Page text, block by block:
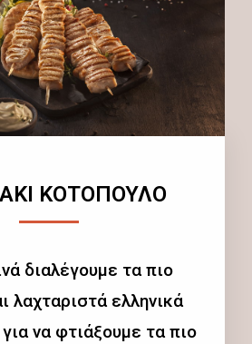
ΚΟΤΟΠΟΥΛΟ
διαλέγουμε τα πιο
λαχταριστά ελληνικά
να φτιάξουμε τα πιο